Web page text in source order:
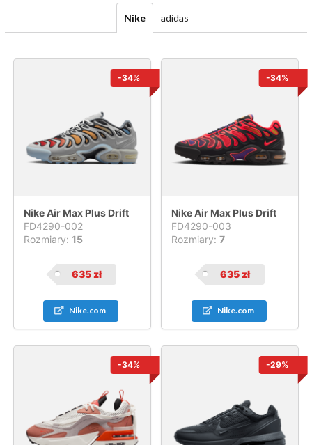
Nike adidas
-34%
Nike Air Max Plus Drift
FD4290-002
Rozmiary: 15
635zł
Nike.com
-34%
Nike Air Max Plus Drift
FD4290-003
Rozmiary:7
635zł
Nike.com
-34% -29%